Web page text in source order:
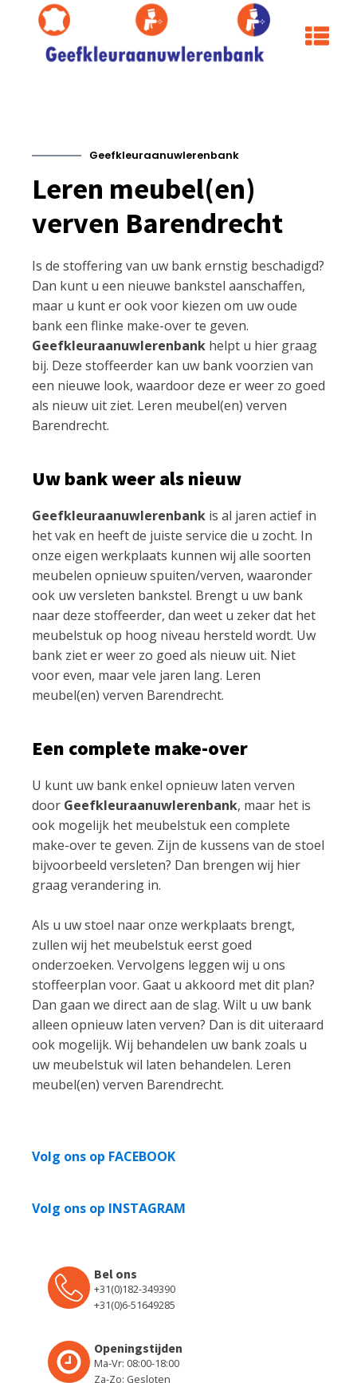
Geefkleuraanuwlerenbank
Leren meubel(en)
verven Barendrecht
Is de stoffering van uw bank ernstig beschadigd?
Dan kunt u een nieuwe bankstel aanschaffen,
maar u kunt er ook voor kiezen om uw oude
bank een flinke make-over te geven.
Geefkleuraanuwlerenbank helpt u hier graag
bij. Deze stoffeerder kan uw bank voorzien van
een nieuwe look, waardoor deze er weer zo goed
als nieuw uit ziet. Leren meubel(en) verven
Barendrecht.
Uw bank weer als nieuw
Geefkleuraanuwlerenbank is al jaren actief in
het vak en heeft de juiste service die u zocht. In
onze eigen werkplaats kunnen wij alle soorten
meubelen opnieuw spuiten/verven, waaronder
ook uw versleten bankstel. Brengt u uw bank
naar deze stoffeerder, dan weet u zeker dat het
meubelstuk op hoog niveau hersteld wordt. Uw
bank ziet er weer zo goed als nieuw uit. Niet
voor even, maar vele jaren lang. Leren
meubel(en) verven Barendrecht.
Een complete make-over
U kunt uw bank enkel opnieuw laten verven
door Geefkleuraanuwlerenbank, maar het is
ook mogelijk het meubelstuk een complete
make-over te geven. Zijn de kussens van de stoel
bijvoorbeeld versleten? Dan brengen wij hier
graag verandering in.
Als u uw stoel naar onze werkplaats brengt,
zullen wij het meubelstuk eerst goed
onderzoeken. Vervolgens leggen wij u ons
stoffeerplan voor. Gaat u akkoord met dit plan?
Dan gaan we direct aan de slag. Wilt u uw bank
alleen opnieuw laten verven? Dan is dit uiteraard
ook mogelijk. Wij behandelen uw bank zoals u
uw meubelstuk wil laten behandelen. Leren
meubel(en) verven Barendrecht.
Volg ons op FACEBOOK
Volg ons op INSTAGRAM
Bel ons
+31(0)182-349390
+31(0)6-51649285
Openingstijden
Ma-Vr: 08:00-18:00
Za-Zo: Gesloten